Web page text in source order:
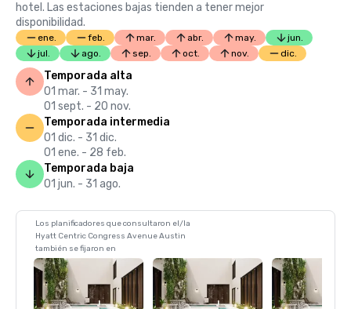
hotel. Las estaciones bajas tienden a tener mejor
disponibilidad.
ene. feb. mar. abr. may.
jun.
jul.
ago. sep. oct. nov. dic.
Temporada alta
01 mar. - 31 may.
01 sept. - 20 nov.
Temporada intermedia
01 dic. - 31 dic.
01 ene. - 28 feb.
Temporada baja
01 jun. - 31 ago.
Los planificadores que consultaron el/la
Hyatt Centric Congress Avenue Austin
también se fijaron en